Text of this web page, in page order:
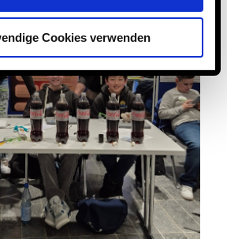
Cookies verwenden